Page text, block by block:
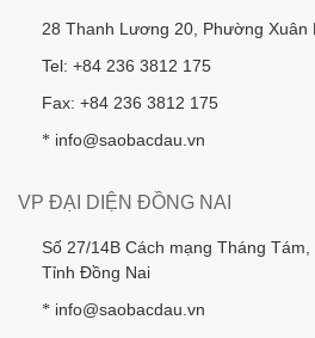
28 Thanh Lương 20, Phường Xuân
Tel: +84 236 3812 175
Fax: +84 236 3812 175
* info@saobacdau.vn
VP ĐẠI DIỆN ĐỒNG NAI
Số 27/14B Cách mạng Tháng Tám,
Tỉnh Đồng Nai
* info@saobacdau.vn